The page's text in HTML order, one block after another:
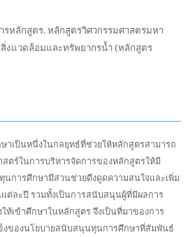
รหลักสูตร, หลักสูตรวิศวกรรมศาสตรมหา
งแวดล้อมและทรัพยากรน้ำ (หลักสูตร
เป็นหนึ่งในกลยุทธ์ที่ช่วยให้หลักสูตรสามารถ
สตร์ในการบริหารจัดการของหลักสูตรให้มี
การศึกษามีส่วนช่วยดึงดูดความสนใจและเพิ่ม
ต่ละปี รวมทั้งเป็นการสนับสนุนผู้ที่มีผลการ
ห้เข้าศึกษาในหลักสูตร จึงเป็นที่มาของการ
งของนโยบายสนับสนุนทุนการศึกษาที่สัมพันธ์